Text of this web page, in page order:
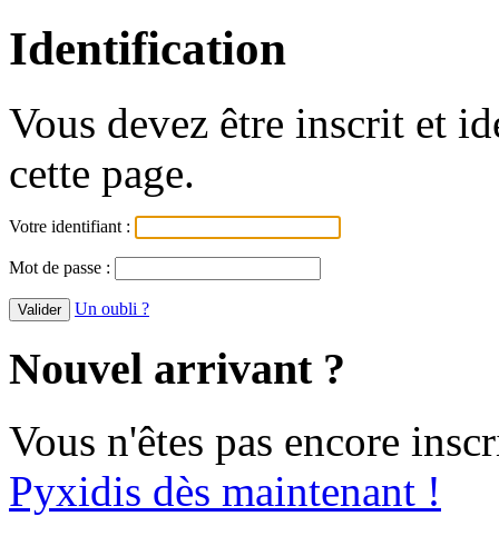
Identification
Vous devez être inscrit et
cette page.
Votre identifiant :
Mot de passe :
Un oubli ?
Nouvel arrivant ?
Vous n'êtes pas encore
Pyxidis dès maintenant !